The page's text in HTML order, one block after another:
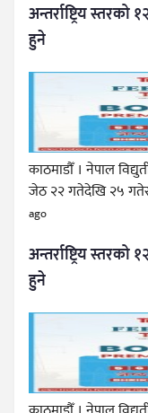
अन्तर्राष्ट्रिय
हुने
काठमाडौँ । नेपाल
जेठ २२ गतेदेखि २५
ago
अन्तर्राष्ट्रिय
हुने